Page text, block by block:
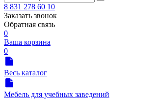
8 831 278 60 10
Заказать звонок
Обратная связь
0
Ваша корзина
0
Весь каталог
Мебель для учебных заведений